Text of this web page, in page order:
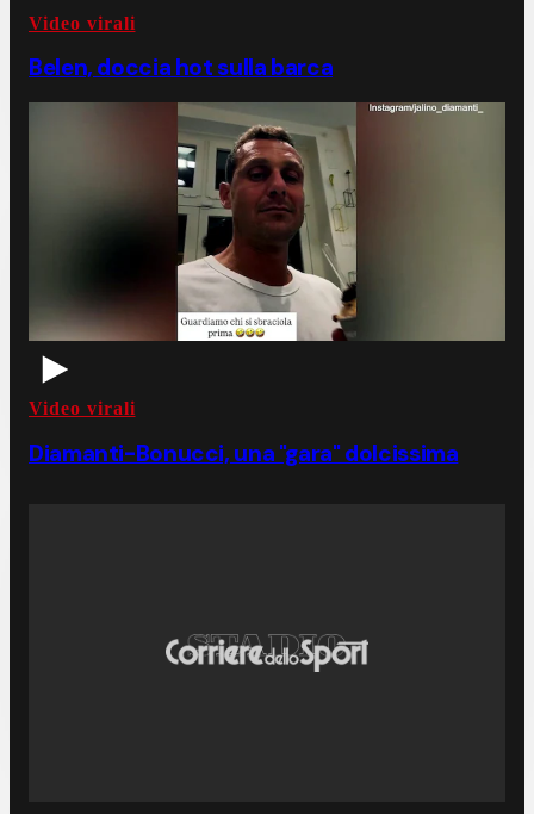
Video virali
Belen, doccia hot sulla barca
Video virali
Diamanti-Bonucci, una "gara" dolcissima